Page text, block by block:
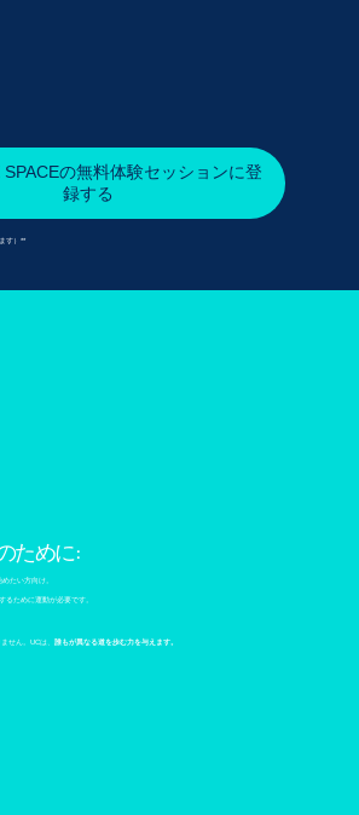
SPACEの無料体験セッションに登
録する
す）**
ために:
たい方向け。
るために運動が必要です。
せん。UCは、 誰もが異なる道を歩む力を与えます。